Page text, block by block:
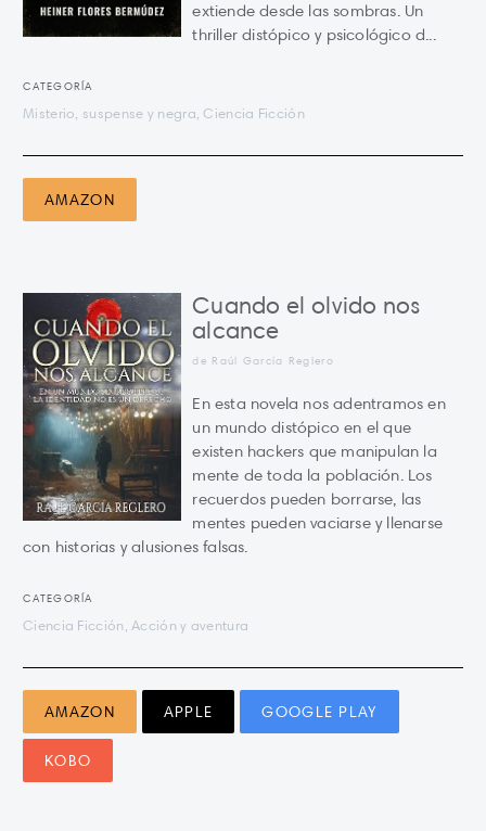
extiende desde las sombras. Un
thriller distópico y psicológico d...
CATEGORÍA
Misterio, suspense y negra, Ciencia Ficción
AMAZON
Cuando el olvido nos
alcance
de Raúl García Reglero
En esta novela nos adentramos en
un mundo distópico en el que
existen hackers que manipulan la
mente de toda la población. Los
recuerdos pueden borrarse, las
mentes pueden vaciarse y llenarse
con historias y alusiones falsas.
CATEGORÍA
Ciencia Ficción, Acción y aventura
AMAZON APPLE GOOGLE PLAY
KOBO